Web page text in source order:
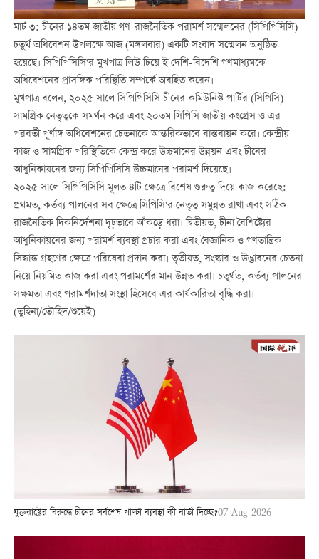
মার্চ ৩: চীনের ১৪তম জাতীয় গণ-রাজনৈতিক পরামর্শ সম্মেলনের (সিপিপিসিসি)
চতুর্থ অধিবেশন উপলক্ষে আজ (মঙ্গলবার) একটি সংবাদ সম্মেলন অনুষ্ঠিত
হয়েছে। সিপিপিসিসি'র মুখপাত্র লিউ চিয়ে ই দেশি-বিদেশি গণমাধ্যমকে
অধিবেশনের প্রাসঙ্গিক পরিস্থিতি সম্পর্কে অবহিত করেন।
মুখপাত্র বলেন, ২০২৫ সালে সিপিপিসিসি চীনের কমিউনিস্ট পার্টির (সিপিসি)
সামগ্রিক নেতৃত্বকে সমর্থন করে এবং ২০তম সিপিসি জাতীয় কংগ্রেস ও এর
পরবর্তী পূর্ণাঙ্গ অধিবেশনের চেতনাকে আন্তরিকভাবে বাস্তবায়ন করে। কেন্দ্রীয়
কাজ ও সামগ্রিক পরিস্থিতিকে কেন্দ্র করে উচ্চমানের উন্নয়ন এবং চীনের
আধুনিকায়নের জন্য সিপিপিসিসি উচ্চমানের পরামর্শ দিয়েছে।
২০২৫ সালে সিপিপিসিসি মূলত ৪টি ক্ষেত্রে বিশেষ গুরুত্ব দিয়ে কাজ করেছে:
প্রথমত, কর্তব্য পালনের সব ক্ষেত্রে সিপিসি'র নেতৃত্ব সমুন্নত রাখা এবং সঠিক
রাজনৈতিক দিকনির্দেশনা দৃঢ়ভাবে আঁকড়ে ধরা। দ্বিতীয়ত, চীনা বৈশিষ্ট্যের
আধুনিকায়নের জন্য পরামর্শ ব্যবস্থা প্রচার করা এবং বৈজ্ঞানিক ও গণতান্ত্রিক
সিদ্ধান্ত গ্রহণের ক্ষেত্রে পরিষেবা প্রদান করা। তৃতীয়ত, সংস্কার ও উদ্ভাবনের চেতনা
নিয়ে নিয়মিত কাজ করা এবং পরামর্শের মান উন্নত করা। চতুর্থত, কর্তব্য পালনের
সক্ষমতা এবং পরামর্শদাতা সংস্থা হিসেবে এর কার্যকারিতা বৃদ্ধি করা।
(তুহিনা/তৌহিদ/শুয়েই)
যুক্তরাষ্ট্রের বিরুদ্ধে চীনের সর্বশেষ পাল্টা ব্যবস্থা কী বার্তা দিচ্ছে?07-Aug-2026